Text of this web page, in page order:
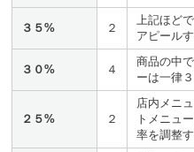
３５% ２
上記ほど
アピール
３０% ４
商品の中
ーは一律
２５% ２
店内メニ
トメニュ
率を調整す